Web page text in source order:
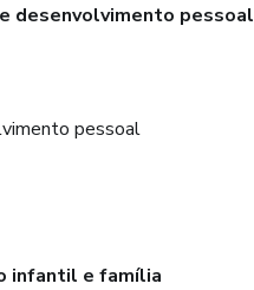
desenvolvimento pessoal
pessoal
infantil e família